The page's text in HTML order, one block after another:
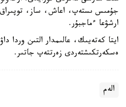
جۇمىس ىستەپ، اعاش، ساز، توپىراق
ارشۋعا ءماجبۇر.
ايتا كەتەيىك، عالىمدار التىن وردا
ەسكەرتكىشتەردى زەرتتەپ جاتىر.
الەم